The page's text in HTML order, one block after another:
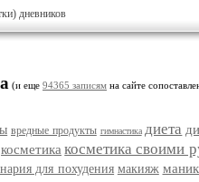
дневников
(и еще 94365 записям на сайте
вредные продукты гимнастика диета
косметика косметика своими
для похудения макияж